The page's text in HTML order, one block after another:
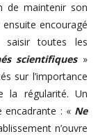
de maintenir son
encouragé
saisir toutes les
scientifiques »
sur l’importance
la régularité. Un
encadrante : « Ne
n’ouvre